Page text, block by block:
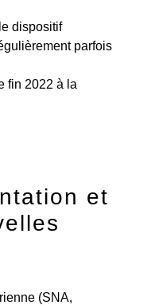
dispositif
parfois
fin 2022 à la
et
(SNA,